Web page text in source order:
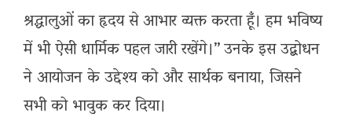
श्रद्धालुओं का हृदय से आभार व्यक्त करता हूँ। हम भविष्य
में भी ऐसी धार्मिक पहल जारी रखेंगे।” उनके इस उद्बोधन
ने आयोजन के उद्देश्य को और सार्थक बनाया, जिसने
सभी को भावुक कर दिया।